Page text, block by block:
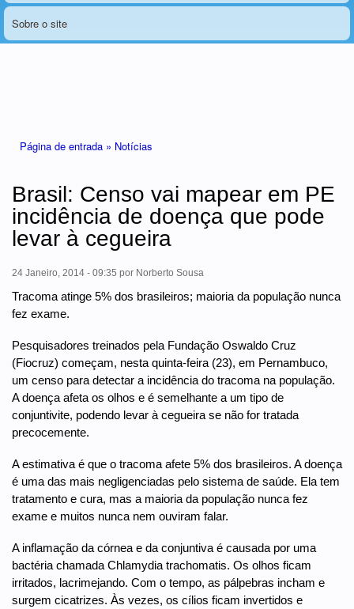
Sobre o site
Página de entrada » Notícias
Brasil: Censo vai mapear em PE
incidência de doença que pode
levar à cegueira
24 Janeiro, 2014 - 09:35 por Norberto Sousa
Tracoma atinge 5% dos brasileiros; maioria da população nunca
fez exame.
Pesquisadores treinados pela Fundação Oswaldo Cruz
(Fiocruz) começam, nesta quinta-feira (23), em Pernambuco,
um censo para detectar a incidência do tracoma na população.
A doença afeta os olhos e é semelhante a um tipo de
conjuntivite, podendo levar à cegueira se não for tratada
precocemente.
A estimativa é que o tracoma afete 5% dos brasileiros. A doença
é uma das mais negligenciadas pelo sistema de saúde. Ela tem
tratamento e cura, mas a maioria da população nunca fez
exame e muitos nunca nem ouviram falar.
A inflamação da córnea e da conjuntiva é causada por uma
bactéria chamada Chlamydia trachomatis. Os olhos ficam
irritados, lacrimejando. Com o tempo, as pálpebras incham e
surgem cicatrizes. Às vezes, os cílios ficam invertidos e